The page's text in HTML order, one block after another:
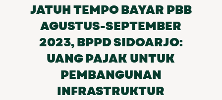
JATUH TEMPO BAYAR PBB
AGUSTUS-SEPTEMBER
2023, BPPD SIDOARJO:
UANG PAJAK UNTUK
PEMBANGUNAN
INFRASTRUKTUR